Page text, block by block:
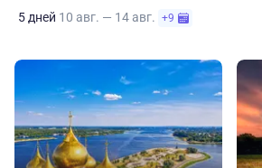
5 дней 10 авг. — 14 авг. +9